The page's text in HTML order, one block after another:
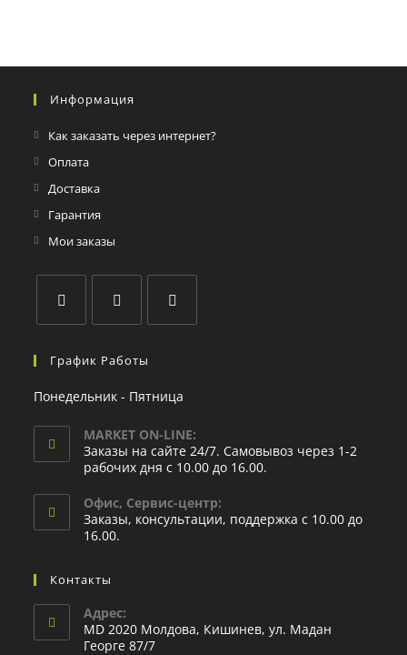
Информация
Как заказать через интернет?
Оплата
Доставка
Гарантия
Мои заказы
График Работы
Понедельник - Пятница
MARKET ON-LINE:
Заказы на сайте 24/7. Самовывоз через 1-2
рабочих дня с 10.00 до 16.00.
Офис, Сервис-центр:
Заказы, консультации, поддержка с 10.00 до
16.00.
Контакты
Адрес:
MD 2020 Молдова, Кишинев, ул. Мадан
Георге 87/7